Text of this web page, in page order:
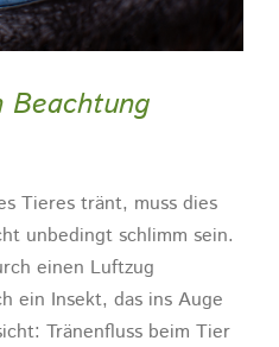
Beachtung
Tieres tränt, muss dies
unbedingt schlimm sein.
einen Luftzug
ein Insekt, das ins Auge
Tränenfluss beim Tier